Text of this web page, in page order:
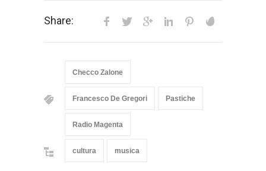
Share:
Checco Zalone
Francesco De Gregori Pastiche
Radio Magenta
cultura musica